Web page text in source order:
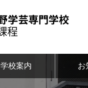
学校案内 お